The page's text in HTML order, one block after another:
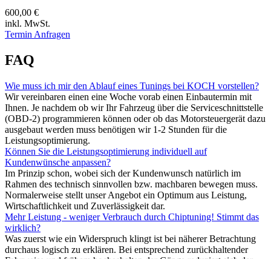
600,00 €
inkl. MwSt.
Termin Anfragen
FAQ
Wie muss ich mir den Ablauf eines Tunings bei KOCH vorstellen?
Wir vereinbaren einen eine Woche vorab einen Einbautermin mit
Ihnen. Je nachdem ob wir Ihr Fahrzeug über die Serviceschnittstelle
(OBD-2) programmieren können oder ob das Motorsteuergerät dazu
ausgebaut werden muss benötigen wir 1-2 Stunden für die
Leistungsoptimierung.
Können Sie die Leistungsoptimierung individuell auf
Kundenwünsche anpassen?
Im Prinzip schon, wobei sich der Kundenwunsch natürlich im
Rahmen des technisch sinnvollen bzw. machbaren bewegen muss.
Normalerweise stellt unser Angebot ein Optimum aus Leistung,
Wirtschaftlichkeit und Zuverlässigkeit dar.
Mehr Leistung - weniger Verbrauch durch Chiptuning! Stimmt das
wirklich?
Was zuerst wie ein Widerspruch klingt ist bei näherer Betrachtung
durchaus logisch zu erklären. Bei entsprechend zurückhaltender